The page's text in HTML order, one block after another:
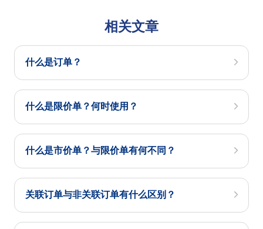
相关文章
什么是订单？
什么是限价单？何时使用？
什么是市价单？与限价单有何不同？
关联订单与非关联订单有什么区别？